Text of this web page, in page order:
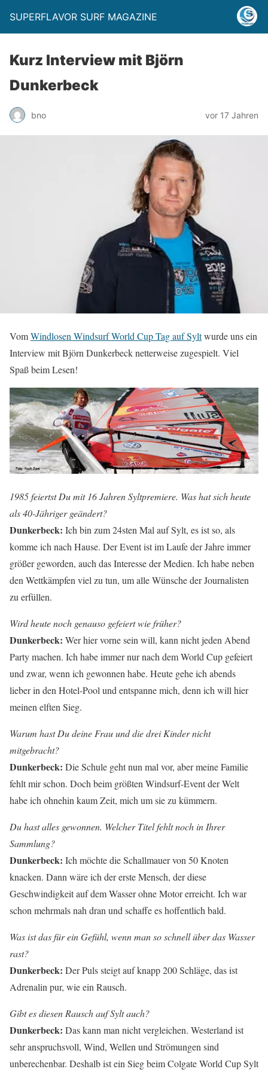
SUPERFLAVOR SURF MAGAZINE
Kurz Interview mit Björn
Dunkerbeck
bno vor 17 Jahren
VomWindlosen Windsurf World Cup Tag auf Syltwurde uns ein
Interview mit Björn Dunkerbeck netterweise zugespielt. Viel
Spaß beim Lesen!
1985 feiertst Du mit 16 Jahren Syltpremiere. Was hat sich heute
als 40-Jähriger geändert?
Dunkerbeck: Ich bin zum 24sten Mal auf Sylt, es ist so, als
komme ich nach Hause. Der Event ist im Laufe der Jahre immer
größer geworden, auch das Interesse der Medien. Ich habe neben
den Wettkämpfen viel zu tun, um alle Wünsche der Journalisten
zu erfüllen.
Wird heute noch genauso gefeiert wie früher?
Dunkerbeck: Wer hier vorne sein will, kann nicht jeden Abend
Party machen. Ich habe immer nur nach dem World Cup gefeiert
und zwar, wenn ich gewonnen habe. Heute gehe ich abends
lieber in den Hotel-Pool und entspanne mich, denn ich will hier
meinen elften Sieg.
Warum hast Du deine Frau und die drei Kinder nicht
mitgebracht?
Dunkerbeck: Die Schule geht nun mal vor, aber meine Familie
fehlt mir schon. Doch beim größten Windsurf-Event der Welt
habe ich ohnehin kaum Zeit, mich um sie zu kümmern.
Du hast alles gewonnen. Welcher Titel fehlt noch in Ihrer
Sammlung?
Dunkerbeck: Ich möchte die Schallmauer von 50 Knoten
knacken. Dann wäre ich der erste Mensch, der diese
Geschwindigkeit auf dem Wasser ohne Motor erreicht. Ich war
schon mehrmals nah dran und schaffe es hoffentlich bald.
Was ist das für ein Gefühl, wenn man so schnell über das Wasser
rast?
Dunkerbeck: Der Puls steigt auf knapp 200 Schläge, das ist
Adrenalin pur, wie ein Rausch.
Gibt es diesen Rausch auf Sylt auch?
Dunkerbeck: Das kann man nicht vergleichen. Westerland ist
sehr anspruchsvoll, Wind, Wellen und Strömungen sind
unberechenbar. Deshalb ist ein Sieg beim Colgate World Cup Sylt